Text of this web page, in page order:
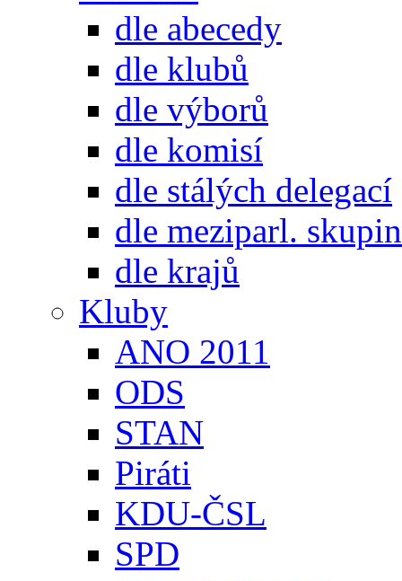
dle abecedy
dle klubů
dle výborů
dle komisí
dle stálých delegací
dle meziparl. skupin
dle krajů
Kluby
ANO 2011
ODS
STAN
Piráti
KDU-ČSL
SPD